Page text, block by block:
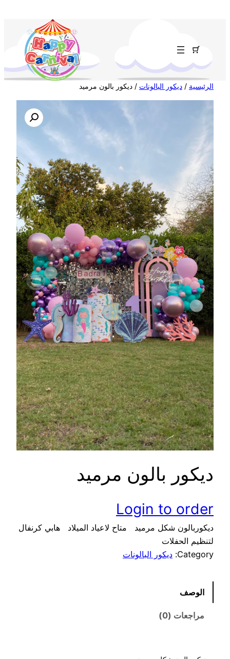
الرئيسية / ديكور البالونات / ديكور بالون مرميد
ديكور بالون مرميد
Login to order
ديكوربالون شكل مرميد متاح لاعياد الميلاد هابي كرنفال
لتنظيم الحفلات
Category: ديكور البالونات
الوصف
مراجعات (0)